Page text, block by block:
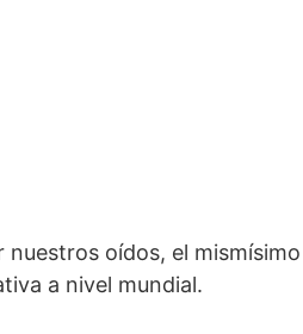
nuestros oídos, el
a nivel mundial.